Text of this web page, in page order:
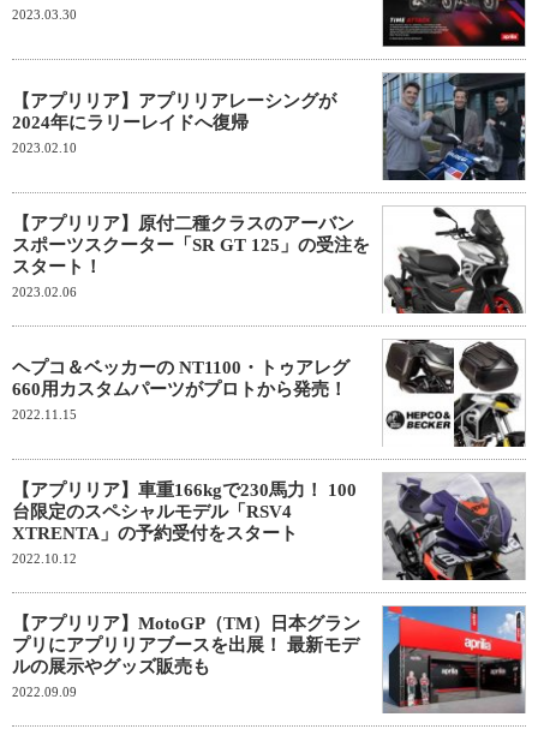
2023.03.30
【アプリリア】アプリリアレーシングが
2024年にラリーレイドへ復帰
2023.02.10
【アプリリア】原付二種クラスのアーバン
スポーツスクーター「SR GT 125」の受注を
スタート！
2023.02.06
ヘプコ＆ベッカーの NT1100・トゥアレグ
660用カスタムパーツがプロトから発売！
2022.11.15
【アプリリア】車重166kgで230馬力！ 100
台限定のスペシャルモデル「RSV4
XTRENTA」の予約受付をスタート
2022.10.12
【アプリリア】MotoGP（TM）日本グラン
プリにアプリリアブースを出展！ 最新モデ
ルの展示やグッズ販売も
2022.09.09